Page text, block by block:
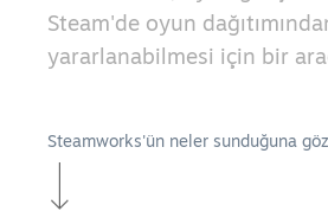
Steam'de oyun
yararlanabilmesi için bir
Steamworks'ün neler sunduğuna